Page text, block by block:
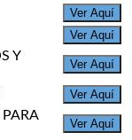
Ver Aquí
Ver Aquí
Y
Ver Aquí
Ver Aquí
Ver Aquí